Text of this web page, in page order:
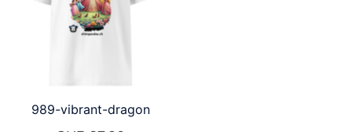
989-vibrant-dragon